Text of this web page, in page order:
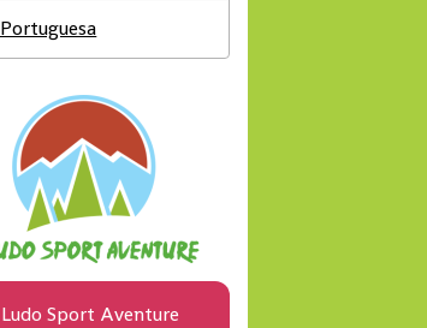
Portuguesa
Ludo Sport Aventure